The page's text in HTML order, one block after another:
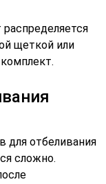
щеткой или
для отбеливания
сложно.